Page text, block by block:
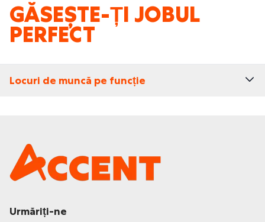
GĂSEȘTE-ȚI JOBUL
PERFECT
Locuri de muncă pe funcție
Urmăriți-ne